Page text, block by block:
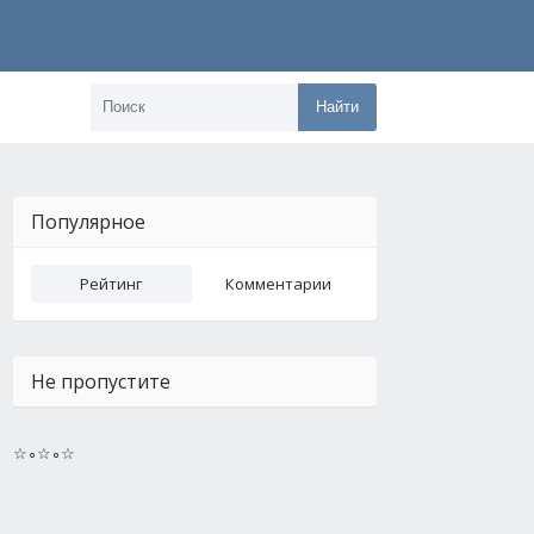
Найти
Популярное
Рейтинг Комментарии
Не пропустите
☆∘☆∘☆